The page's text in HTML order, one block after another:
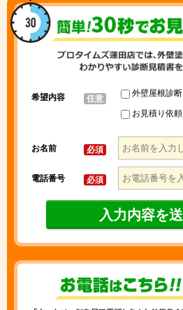
希望内容 任意
外壁屋根診断
お見積り依頼
お名前 必須
電話番号 必須